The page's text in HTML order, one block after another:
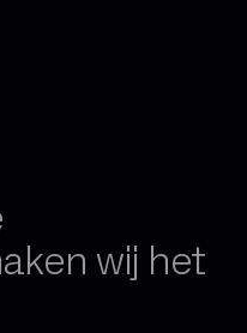
wij het